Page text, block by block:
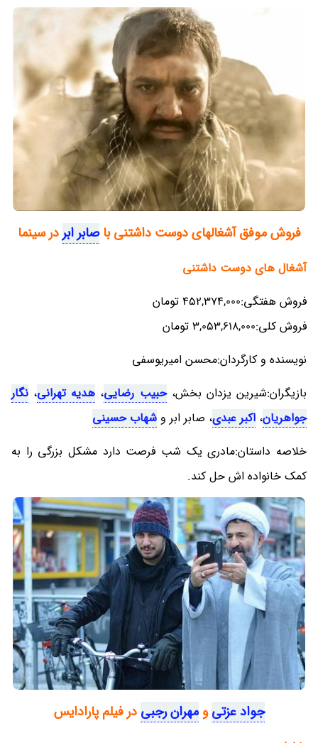
فروش موفق آشغالهای دوست داشتنی باصابر ابر در سینما
آشغال های دوست داشتنی
فروش هفتگی:452,374,000 تومان
فروش کلی:3,053,618,000 تومان
نویسنده و کارگردان:محسن امیریوسفی
بازیگران:شیرین یزدان بخش،حبیب رضایی، هدیه تهرانی، نگار
جواهریان، اکبر عبدی، صابر ابر و شهاب حسینی
خلاصه داستان:مادری یک شب فرصت دارد مشکل بزرگی را به
کمک خانواده اش حل کند.
جواد عزتیومهران رجبی در فیلم پارادایس